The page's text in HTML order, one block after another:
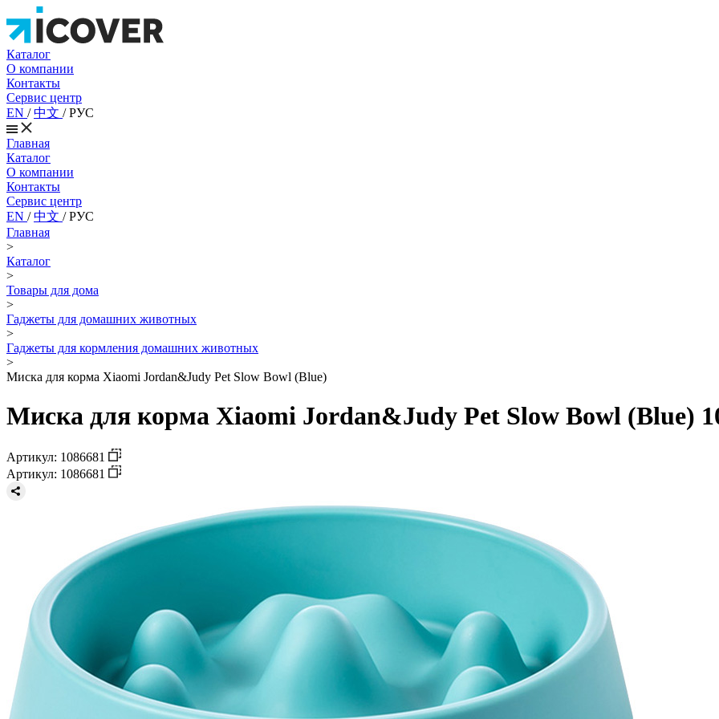
Каталог
О компании
Контакты
Сервис центр
EN /中文 /РУС
Главная
Каталог
О компании
Контакты
Сервис центр
EN /中文 /РУС
Главная
>
Каталог
>
Товары для дома
>
Гаджеты для домашних животных
>
Гаджеты для кормления домашних животных
>
Миска для корма Xiaomi Jordan&Judy Pet Slow Bowl (Blue)
Миска для корма Xiaomi Jordan&Judy Pet Slow Bowl (Blue)
Артикул: 1086681
Артикул: 1086681